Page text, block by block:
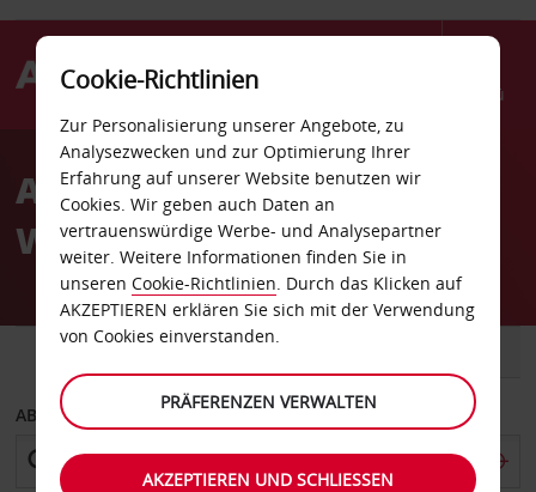
Menü
AvisAutovermietung
Wellington
ABHOLEN VON
Cookie-Richtlinien
Zur Personalisierung unserer Angebote, zu
Analysezwecken und zur Optimierung Ihrer
Erfahrung auf unserer Website benutzen wir
Cookies. Wir geben auch Daten an
vertrauenswürdige Werbe- und Analysepartner
weiter. Weitere Informationen finden Sie in
unseren Cookie-Richtlinien. Durch das Klicken auf
AKZEPTIEREN erklären Sie sich mit der Verwendung
von Cookies einverstanden.
PRÄFERENZEN VERWALTEN
AKZEPTIEREN UND SCHLIESSEN